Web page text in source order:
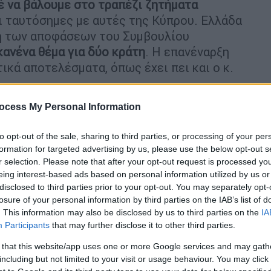
My Personal Information
opt-out of the sale, sharing to third parties, or processing of your
for targeted advertising by us, please use the below opt-out
selection. Please note that after your opt-out request is processed
interest-based ads based on personal information utilized by us
to third parties prior to your opt-out. You may separately
of your personal information by third parties on the IAB’s list of
This information may also be disclosed by us to third parties on the
Participants that may further disclose it to other third parties.
that this website/app uses one or more Google services and may
but not limited to your visit or usage behaviour. You may
να βάλουμε στο τραπέζι ζητήματα
ταυτόσημες με αυτές της Κύπρου. Ελλάδα
των αποφάσεων του Συμβουλίου
θέμα για δύο κράτη. Η επανέναρξη
αποτελέσματα, όπως έχει πει και ο κ.
Γεωργιάδη και Πολάκη -
βουλευτή του ΣΥΡΙΖΑ
συνεργασία για ασφάλεια της
Τι προβλέπει